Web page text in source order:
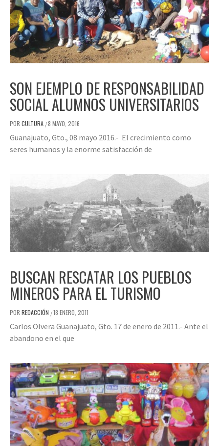
SON EJEMPLO DE RESPONSABILIDAD
SOCIAL ALUMNOS UNIVERSITARIOS
POR CULTURA /8 MAYO, 2016
Guanajuato, Gto., 08 mayo 2016.- El crecimiento como
seres humanos y la enorme satisfacción de
BUSCAN RESCATAR LOS PUEBLOS
MINEROS PARA EL TURISMO
POR REDACCIÓN /18 ENERO, 2011
Carlos Olvera Guanajuato, Gto. 17 de enero de 2011.- Ante el
abandono en el que